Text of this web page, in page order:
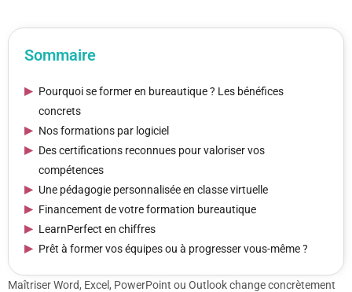
Sommaire
Pourquoi se former en bureautique ? Les bénéfices
concrets
Nos formations par logiciel
Des certifications reconnues pour valoriser vos
compétences
Une pédagogie personnalisée en classe virtuelle
Financement de votre formation bureautique
LearnPerfect en chiffres
Prêt à former vos équipes ou à progresser vous-même ?
Maîtriser Word, Excel, PowerPoint ou Outlook change concrètement